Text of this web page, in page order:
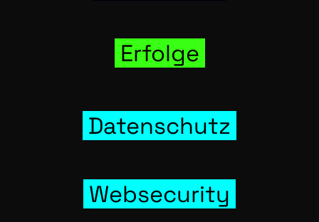
Erfol­ge
Daten­schutz
Web­se­cu­ri­ty